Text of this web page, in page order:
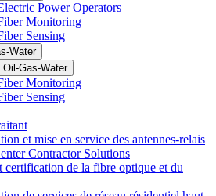
Power Operators
Monitoring
Sensing
Water
Oil-Gas-Water
Monitoring
Sensing
et mise en service des antennes-relais
Contractor Solutions
certification de la fibre optique et du